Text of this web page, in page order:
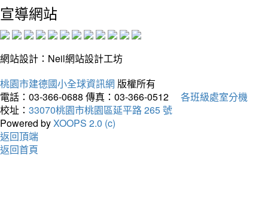
宣導網站
網站設計：Neil網站設計工坊
桃園市建德國小全球資訊網 版權所有
電話：03-366-0688 傳真：03-366-0512
各班級處室分機
校址： 33070桃園市桃園區延平路 265 號
Powered byXOOPS 2.0 (c)
返回頂端
返回首頁